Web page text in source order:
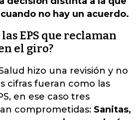
no hay un acuerdo.
las EPS que reclaman
el giro?
hizo una revisión y no
cifras fueran como las
en ese caso tres
comprometidas: Sanitas,